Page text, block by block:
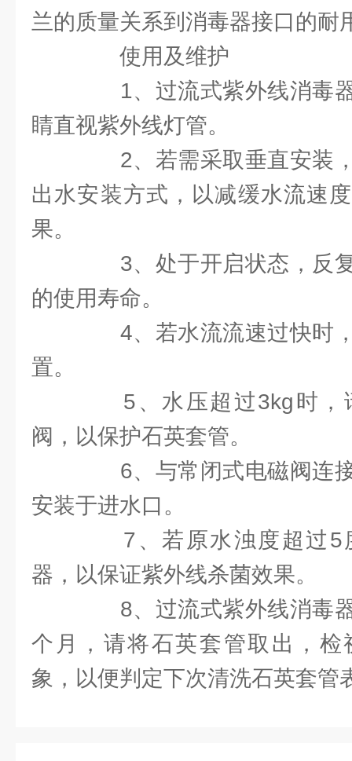
兰的质量关系到消毒器接口的耐
使用及维护
1、过流式紫外线消毒器
睛直视紫外线灯管。
2、若需采取垂直安装，
出水安装方式，以减缓水流速
果。
3、处于开启状态，反复
的使用寿命。
4、若水流流速过快时，
置。
5、水压超过3kg时，
阀，以保护石英套管。
6、与常闭式电磁阀连接
安装于进水口。
7、若原水浊度超过5
器，以保证紫外线杀菌效果。
8、过流式紫外线消毒器
个月，请将石英套管取出，检
象，以便判定下次清洗石英套管